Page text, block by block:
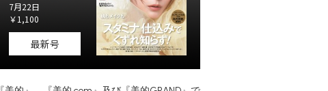
7月22日
￥1,100
最新号